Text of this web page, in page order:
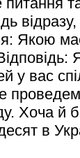
Якою
у вас
Хоча й
в